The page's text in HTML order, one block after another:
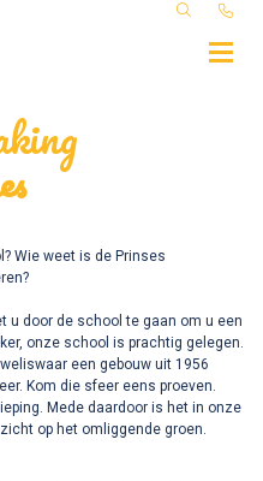
Wie weet is de Prinses
u door de school te gaan om u een
onze school is prachtig gelegen.
een gebouw uit 1956
Kom die sfeer eens proeven.
Mede daardoor is het in onze
op het omliggende groen.